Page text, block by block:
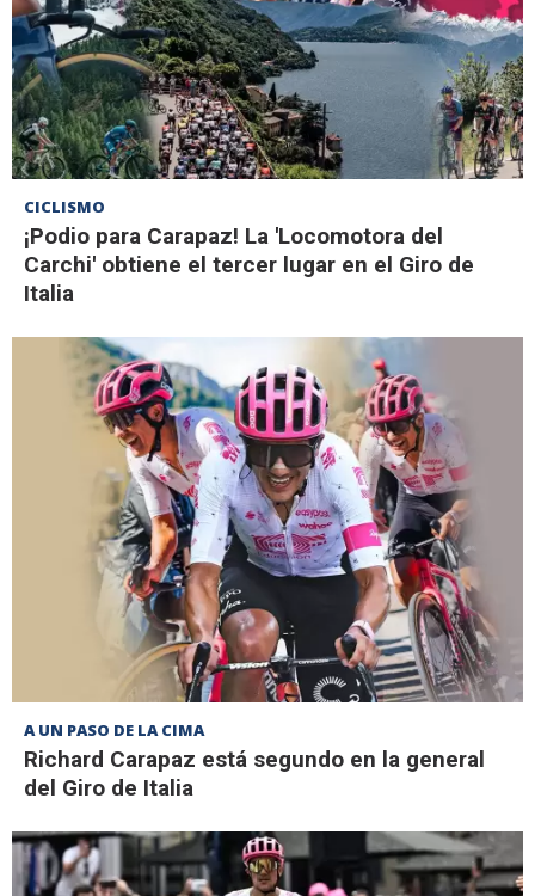
CICLISMO
¡Podio para Carapaz! La 'Locomotora del
Carchi' obtiene el tercer lugar en el Giro de
Italia
A UN PASO DE LA CIMA
Richard Carapaz está segundo en la general
del Giro de Italia